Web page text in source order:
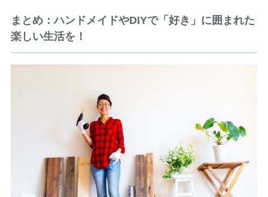
まとめ：ハンドメイドやDIYで「好き」に囲まれた
楽しい生活を！